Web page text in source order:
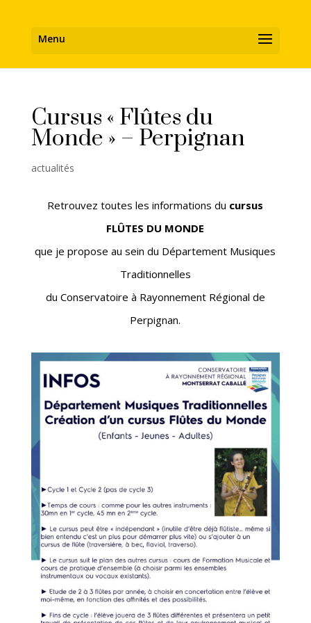
Cursus « Flûtes du
Monde » – Perpignan
actualités
Retrouvez toutes les informations du cursus
FLÛTES DU MONDE
que je propose au sein du Département Musiques
Traditionnelles
du Conservatoire à Rayonnement Régional de
Perpignan.